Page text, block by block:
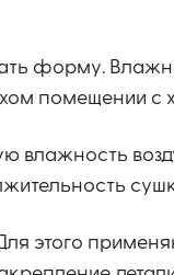
форму.
помещении с
влажность
этого